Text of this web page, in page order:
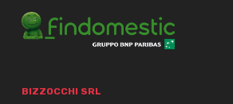
BIZZOCCHI SRL